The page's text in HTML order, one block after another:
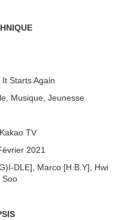
Starts Again
Musique, Jeunesse
TV
2021
DLE], Marco [H.B.Y], Hwi
Soo